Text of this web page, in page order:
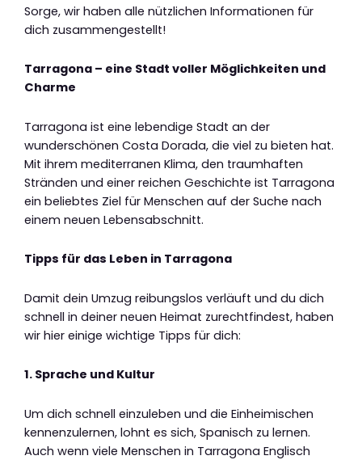
Sorge, wir haben alle nützlichen Informationen für
dich zusammengestellt!
Tarragona – eine Stadt voller Möglichkeiten und
Charme
Tarragona ist eine lebendige Stadt an der
wunderschönen Costa Dorada, die viel zu bieten hat.
Mit ihrem mediterranen Klima, den traumhaften
Stränden und einer reichen Geschichte ist Tarragona
ein beliebtes Ziel für Menschen auf der Suche nach
einem neuen Lebensabschnitt.
Tipps für das Leben in Tarragona
Damit dein Umzug reibungslos verläuft und du dich
schnell in deiner neuen Heimat zurechtfindest, haben
wir hier einige wichtige Tipps für dich:
1. Sprache und Kultur
Um dich schnell einzuleben und die Einheimischen
kennenzulernen, lohnt es sich, Spanisch zu lernen.
Auch wenn viele Menschen in Tarragona Englisch